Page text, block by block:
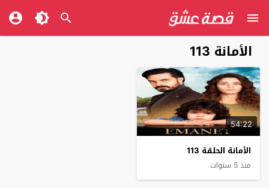
الأمانة 113
54:22
الأمانة الحلقة 113
منذ 5 سنوات